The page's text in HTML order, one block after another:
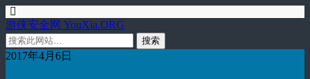
游侠安全网 YouXia.ORG
2017年4月6日